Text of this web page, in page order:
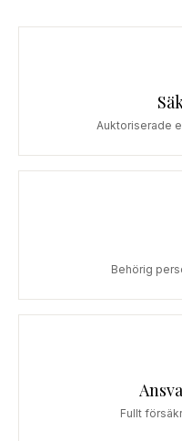
Auktoriserade
Behörig
Fullt